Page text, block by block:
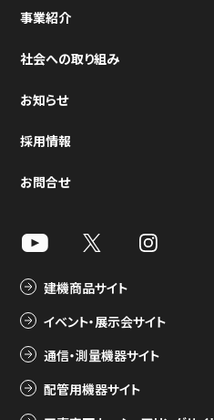
事業紹介
社会への取り組み
お知らせ
採用情報
お問合せ
建機商品サイト
イベント・展示会サイト
通信・測量機器サイト
配管用機器サイト